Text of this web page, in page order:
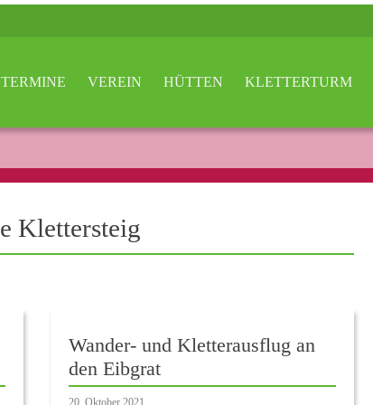
TERMINE VEREIN HÜTTEN KLETTERTURM
Klettersteig
Wander- und Kletterausflug an
den Eibgrat
20. Oktober 2021